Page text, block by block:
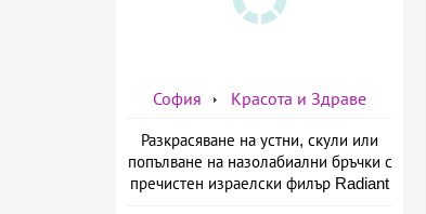
София Красота и Здраве
Разкрасяване на устни, скули или
попълване на назолабиални бръчки с
пречистен израелски филър Radiant